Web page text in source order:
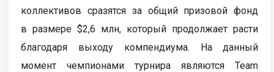
коллективов сразятся за общий призовой фонд
в размере $2,6 млн, который продолжает расти
благодаря выходу компендиума. На данный
момент чемпионами турнира являются Team